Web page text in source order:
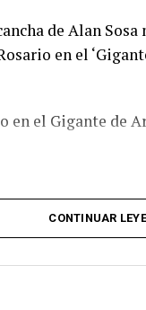
de Alan
en el
en el Gigante de
CONTINUAR